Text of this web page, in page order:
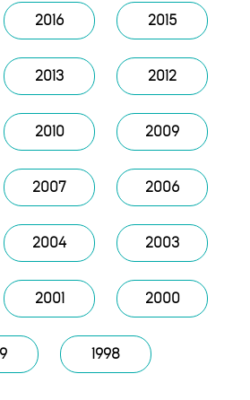
2016 2015
2013 2012
2010 2009
2007 2006
2004 2003
2001 2000
1998